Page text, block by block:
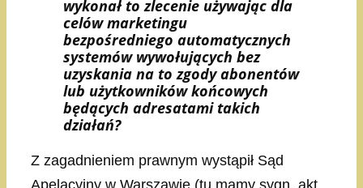
wykonał to zlecenie używając dla
celów marketingu
bezpośredniego automatycznych
systemów wywołujących bez
uzyskania na to zgody abonentów
lub użytkowników końcowych
będących adresatami takich
działań?
Z zagadnieniem prawnym wystąpił Sąd